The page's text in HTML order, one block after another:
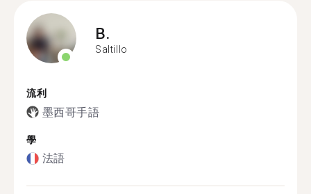
B.
Saltillo
流利
墨西哥手語
學
法語